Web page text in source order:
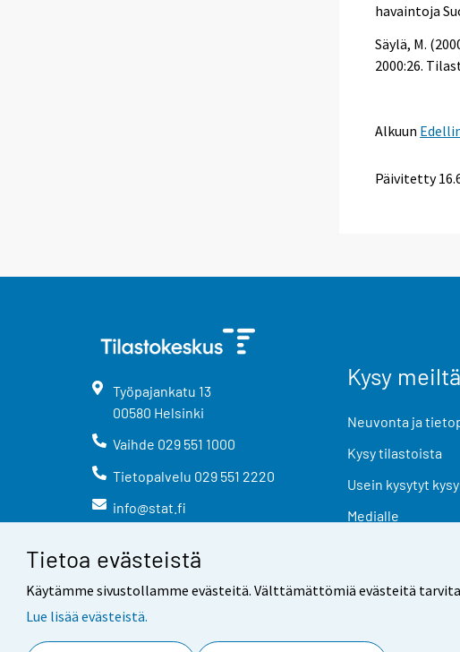
Tietoa evästeistä
Käytämme sivustollamme evästeitä. Välttämättömiä evästeitä
Lue lisää evästeistä.
havaintoja
Säylä, M.
2000:26.
Alkuun
Päivitetty
Työpajankatu 13
00580 Helsinki
Vaihde 029 551 1000
Tietopalvelu 029 551 2220
info@stat.fi
Kysy meiltä
Neuvonta ja
Kysy tilastoista
Usein kysytyt
Medialle